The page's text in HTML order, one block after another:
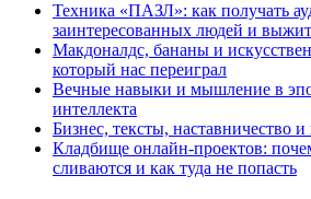
Техника «ПАЗЛ»: как получать
заинтересованных людей и
Макдоналдс, бананы и
который нас переиграл
Вечные навыки и мышление в
интеллекта
Бизнес, тексты, наставничество и
Кладбище онлайн-проектов:
сливаются и как туда не попасть